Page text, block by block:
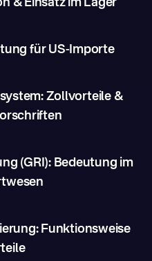
& Einsatz im Lager
für US-Importe
Zollvorteile &
(GRI): Bedeutung im
Funktionsweise